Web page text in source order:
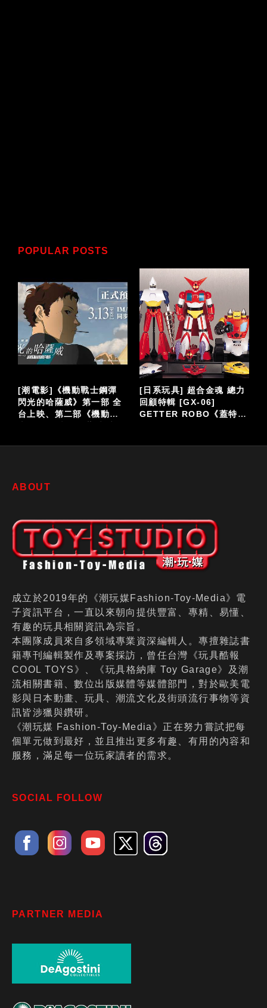
POPULAR POSTS
[潮電影]《機動戰士鋼彈
閃光的哈薩威》第一部 全
台上映、第二部《機動戰
[日系玩具] 超合金魂 總力
回顧特輯 [GX-06]
GETTER ROBO《蓋特機
ABOUT
成立於2019年的《潮玩媒Fashion-Toy-Media》電
子資訊平台，一直以來朝向提供豐富、專精、易懂、
有趣的玩具相關資訊為宗旨。
本團隊成員來自多領域專業資深編輯人。專擅雜誌書
籍專刊編輯製作及專案採訪，曾任台灣《玩具酷報
COOL TOYS》、《玩具格納庫 Toy Garage》及潮
流相關書籍、數位出版媒體等媒體部門，對於歐美電
影與日本動畫、玩具、潮流文化及街頭流行事物等資
訊皆涉獵與鑽研。
《潮玩媒 Fashion-Toy-Media》正在努力嘗試把每
個單元做到最好，並且推出更多有趣、有用的內容和
服務，滿足每一位玩家讀者的需求。
SOCIAL FOLLOW
PARTNER MEDIA